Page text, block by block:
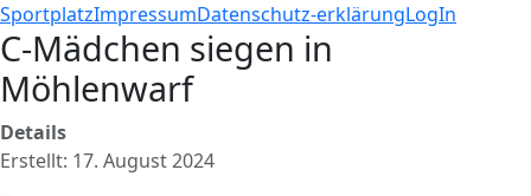
SportplatzImpressumDatenschutz-erklärungLogIn
C-Mädchen siegen in
Möhlenwarf
Details
Erstellt: 17. August 2024